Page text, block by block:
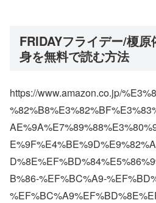
FRIDAYフライデー/榎
身を無料で読む方法
https://www.amazon.co.jp/
B%86-%EF%BC%A9-